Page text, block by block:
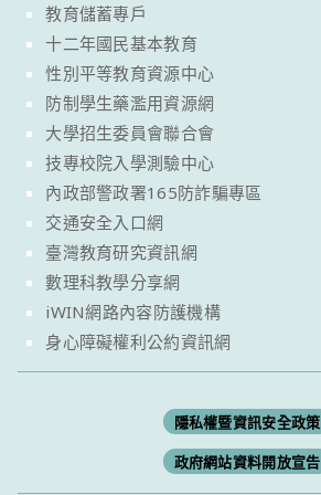
教育儲蓄專戶
十二年國民基本教育
性別平等教育資源中心
防制學生藥濫用資源網
大學招生委員會聯合會
技專校院入學測驗中心
內政部警政署165防詐騙專區
交通安全入口網
臺灣教育研究資訊網
數理科教學分享網
iWIN網路內容防護機構
身心障礙權利公約資訊網
隱私權暨資訊安全政策
政府網站資料開放宣告